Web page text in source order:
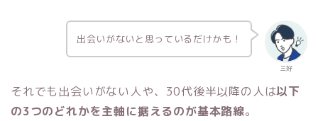
三好
出会いがないと思っているだけかも！
それでも出会いがない人や、30代後半以降の人は以下
の3つのどれかを主軸に据えるのが基本路線。